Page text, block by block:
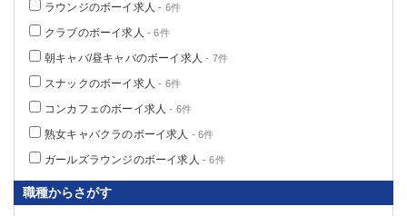
ラウンジのボーイ求人 - 6件
クラブのボーイ求人 - 6件
朝キャバ/昼キャバのボーイ求人 - 7件
スナックのボーイ求人 - 6件
コンカフェのボーイ求人 - 6件
熟女キャバクラのボーイ求人 - 6件
ガールズラウンジのボーイ求人 - 6件
職種からさがす